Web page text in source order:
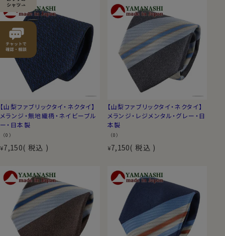
【山梨ファブリックタイ・ネクタイ】
メランジ・無地織柄・ネイビーブル
ー・日本製
（0）
¥7,150 税込
【山梨ファブリックタイ・ネクタイ】
メランジ・レジメンタル・グレー・日
本製
（0）
¥7,150 税込